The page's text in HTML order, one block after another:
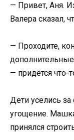
— Привет, Аня.
Валера сказал,
— Проходите,
— придётся что-
Дети уселись за
угощение.
принялся